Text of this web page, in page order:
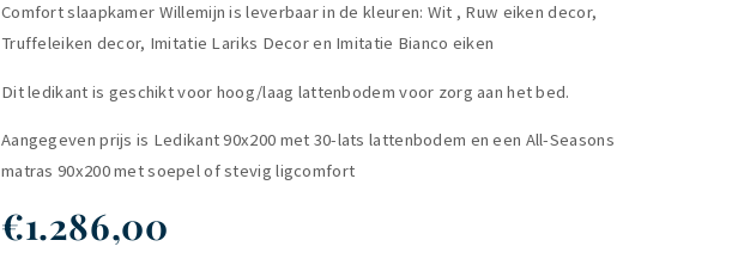
Comfort slaapkamer Willemijn is leverbaar in de kleuren: Wit , Ruw eiken decor,
Truffeleiken decor, Imitatie Lariks Decor en Imitatie Bianco eiken
Dit ledikant is geschikt voor hoog/laag lattenbodem voor zorg aan het bed.
Aangegeven prijs is Ledikant 90x200 met 30-lats lattenbodem en een All-Seasons
matras 90x200 met soepel of stevig ligcomfort
€1.286,00